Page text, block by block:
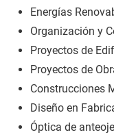
Energías
Organización y
Proyectos de
Proyectos de
Construcciones
Diseño en
Óptica de